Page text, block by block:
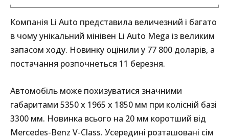
Компанія Li Auto представила величезний і багато
в чому унікальний мінівен Li Auto Mega із великим
запасом ходу. Новинку оцінили у 77 800 доларів, а
постачання розпочнеться 11 березня.
Автомобіль може похизуватися значними
габаритами 5350 х 1965 х 1850 мм при колісній базі
3300 мм. Новинка всього на 20 мм коротший від
Mercedes-Benz V-Class. Усередині розташовані сім